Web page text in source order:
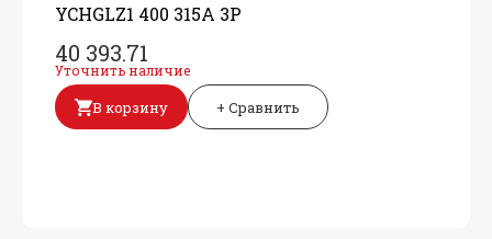
YCHGLZ1 400 315A 3P
40 393.71
Уточнить наличие
В корзину + Сравнить